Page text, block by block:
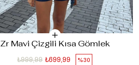
Zr Mavi Çizgili Kısa Gömlek
%30
₺699,99
₺999,99